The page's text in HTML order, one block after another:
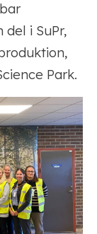
i SuPr,
Park.